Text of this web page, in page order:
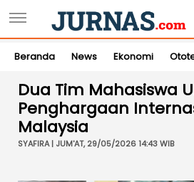
Beranda News Ekonomi
Dua Tim Mahasiswa
Penghargaan
Malaysia
SYAFIRA | JUM'AT, 29/05/2026 14:43 WIB